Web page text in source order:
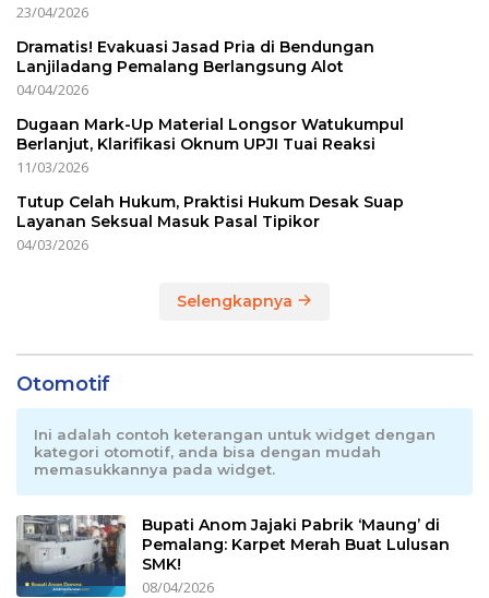
23/04/2026
Dramatis! Evakuasi Jasad Pria di Bendungan
Lanjiladang Pemalang Berlangsung Alot
04/04/2026
Dugaan Mark-Up Material Longsor Watukumpul
Berlanjut, Klarifikasi Oknum UPJI Tuai Reaksi
11/03/2026
Tutup Celah Hukum, Praktisi Hukum Desak Suap
Layanan Seksual Masuk Pasal Tipikor
04/03/2026
Selengkapnya
Otomotif
Ini adalah contoh keterangan untuk widget dengan
kategori otomotif, anda bisa dengan mudah
memasukkannya pada widget.
Bupati Anom Jajaki Pabrik ‘Maung’ di
Pemalang: Karpet Merah Buat Lulusan
SMK!
08/04/2026